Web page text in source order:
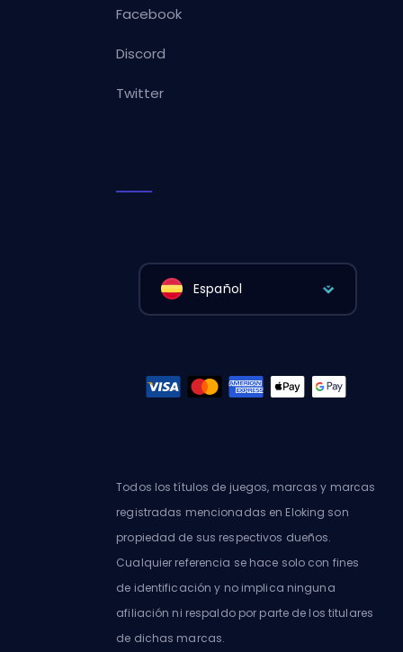
Facebook
Discord
Twitter
Español
Todos los títulos de juegos, marcas y marcas
registradas mencionadas en Eloking son
propiedad de sus respectivos dueños.
Cualquier referencia se hace solo con fines
de identificación y no implica ninguna
afiliación ni respaldo por parte de los titulares
de dichas marcas.